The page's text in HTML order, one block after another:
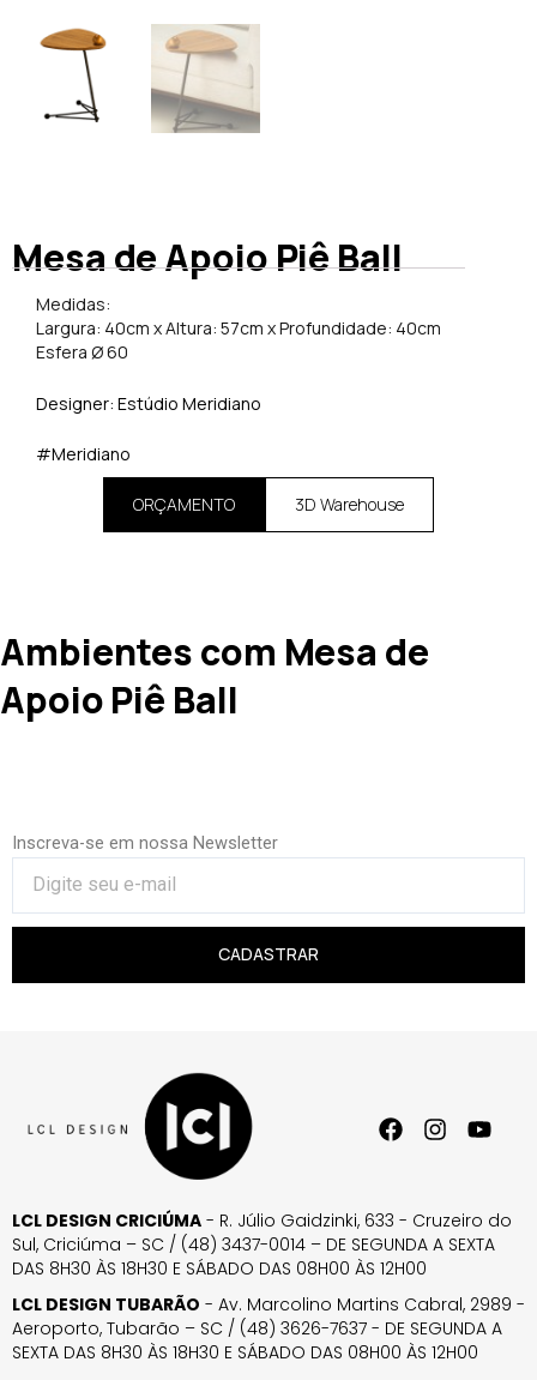
Mesa de Apoio Piê Ball
Medidas:
Largura: 40cm x Altura: 57cm x Profundidade: 40cm
Esfera Ø 60
Designer: Estúdio Meridiano
#Meridiano
ORÇAMENTO 3D Warehouse
Ambientes com Mesa de
Apoio Piê Ball
Inscreva-se em nossa Newsletter
CADASTRAR
LCL DESIGN CRICIÚMA - R. Júlio Gaidzinki, 633 - Cruzeiro do
Sul, Criciúma – SC / (48) 3437-0014 – DE SEGUNDA A SEXTA
DAS 8H30 ÀS 18H30 E SÁBADO DAS 08H00 ÀS 12H00
LCL DESIGN TUBARÃO - Av. Marcolino Martins Cabral, 2989 -
Aeroporto, Tubarão – SC / (48) 3626-7637 - DE SEGUNDA A
SEXTA DAS 8H30 ÀS 18H30 E SÁBADO DAS 08H00 ÀS 12H00